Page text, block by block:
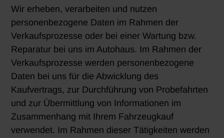
Wir erheben, verarbeiten und nutzen
personenbezogene Daten im Rahmen der
Verkaufsprozesse oder bei einer Wartung bzw.
Reparatur bei uns im Autohaus. Im Rahmen der
Verkaufsprozesse werden personenbezogene
Daten bei uns für die Abwicklung des
Kaufvertrags, zur Durchführung von Probefahrten
und zur Übermittlung von Informationen im
Zusammenhang mit Ihrem Fahrzeugkauf
verwendet. Im Rahmen dieser Tätigkeiten werden